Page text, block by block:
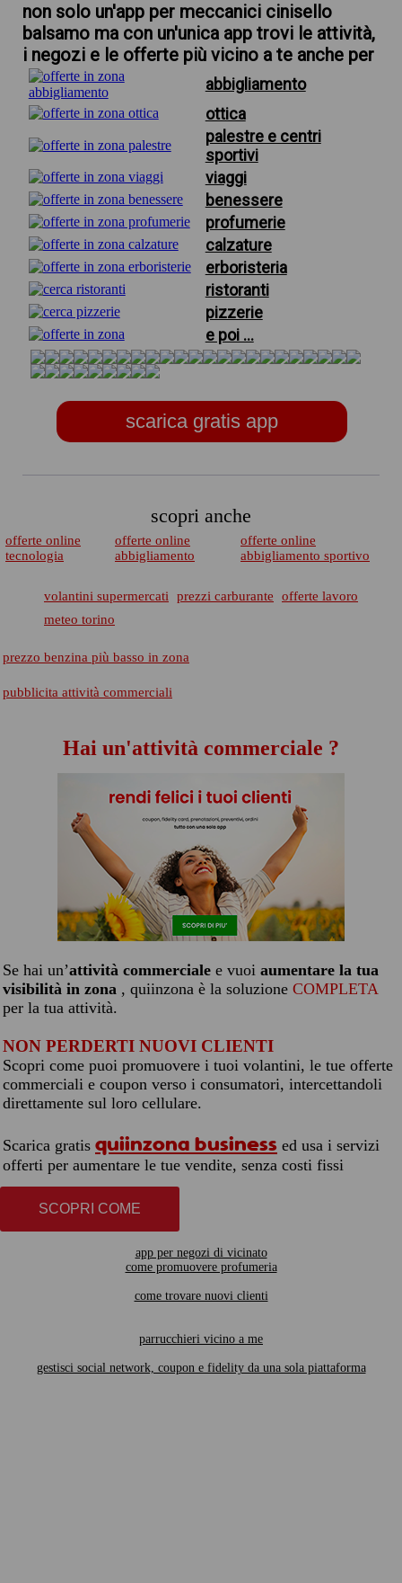
non solo un'app per meccanici cinisello
balsamo ma con un'unica app trovi le attività,
i negozi e le offerte più vicino a te anche per
abbigliamento
ottica
palestre e centri
sportivi
viaggi
benessere
profumerie
calzature
erboristeria
ristoranti
pizzerie
e poi ...
scarica gratis app
scopri anche
offerte online
tecnologia
offerte online
abbigliamento
offerte online
abbigliamento sportivo
volantini supermercati prezzi carburante
offerte lavoro
meteo torino
prezzo benzina più basso in zona
pubblicita attività commerciali
Hai un'attività commerciale ?
Se hai un’attività commerciale e vuoi aumentare la tua
visibilità in zona , quiinzona è la soluzione COMPLETA
per la tua attività.
NON PERDERTI NUOVI CLIENTI
Scopri come puoi promuovere i tuoi volantini, le tue offerte
commerciali e coupon verso i consumatori, intercettandoli
direttamente sul loro cellulare.
Scarica gratis quiinzona business ed usa i servizi
offerti per aumentare le tue vendite, senza costi fissi
SCOPRI COME
app per negozi di vicinato
come promuovere profumeria
come trovare nuovi clienti
parrucchieri vicino a me
gestisci social network, coupon e fidelity da una sola piattaforma